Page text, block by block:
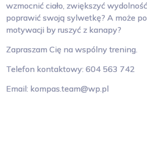
wzmocnić ciało, zwiększyć
poprawić swoją sylwetkę? A może
motywacji by ruszyć z kanapy?
Zapraszam Cię na wspólny trening.
Telefon kontaktowy: 604 563 742
Email: kompas.team@wp.pl